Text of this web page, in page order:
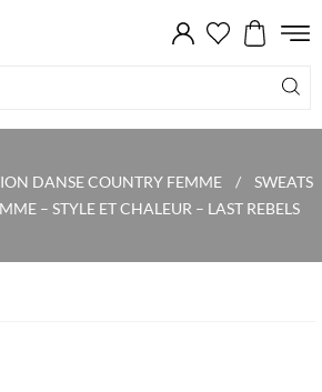
DANSE COUNTRY FEMME
SWEATS
– STYLE ET CHALEUR – LAST REBELS